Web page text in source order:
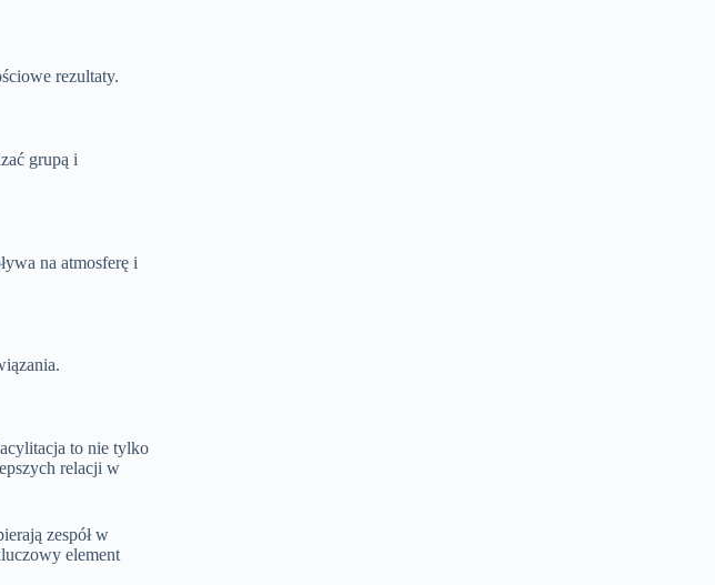
rezultaty.
grupą i
na atmosferę i
to nie tylko
relacji w
zespół w
element